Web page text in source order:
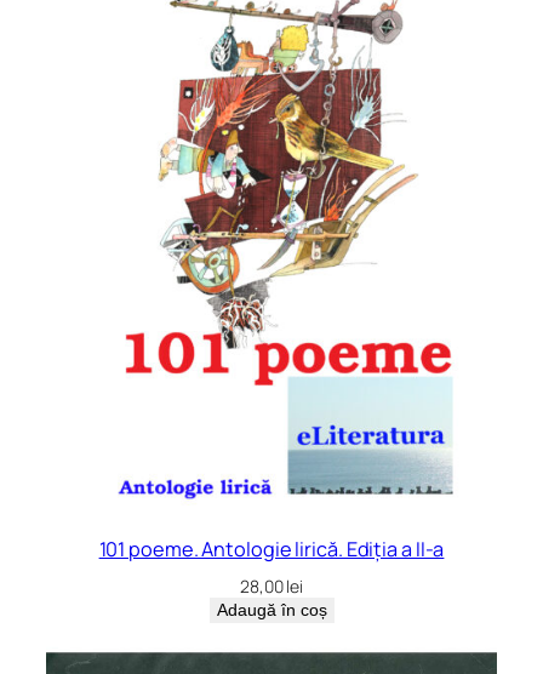
101 poeme. Antologie lirică. Ediția a II-a
28,00lei
Adaugă în coș